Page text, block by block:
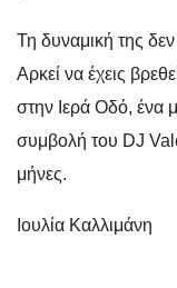
Τη δυναμική της δεν
Αρκεί να έχεις
στην Ιερά Οδό, ένα
συμβολή του DJ
μήνες.
Ιουλία Καλλιμάνη